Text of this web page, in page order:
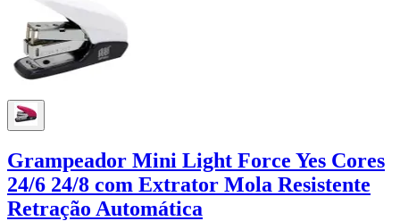
Grampeador Mini Light Force Yes Cores
24/6 24/8 com Extrator Mola Resistente
Retração Automática